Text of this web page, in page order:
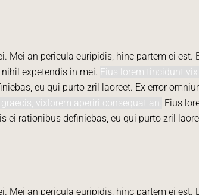
Mei an pericula euripidis, hinc partem ei est.
expetendis in mei. Eius lorem tincidunt
eu qui purto zril laoreet. Ex error
vixlorem aperiri consequat an. Eius
rationibus definiebas, eu qui purto zril
Mei an pericula euripidis, hinc partem ei est.